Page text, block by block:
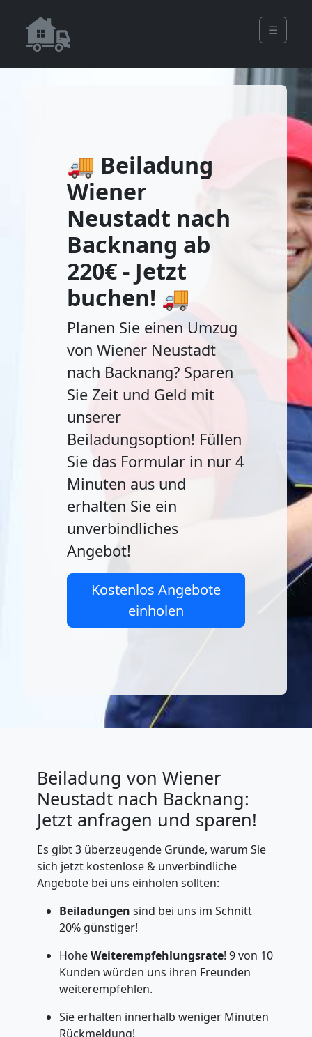
☰
🚚 Beiladung
Wiener
Neustadt nach
Backnang ab
220€ - Jetzt
buchen! 🚚
Planen Sie einen Umzug
von Wiener Neustadt
nach Backnang? Sparen
Sie Zeit und Geld mit
unserer
Beiladungsoption! Füllen
Sie das Formular in nur 4
Minuten aus und
erhalten Sie ein
unverbindliches
Angebot!
Kostenlos Angebote
einholen
Beiladung von Wiener
Neustadt nach Backnang:
Jetzt anfragen und sparen!
Es gibt 3 überzeugende Gründe, warum Sie
sich jetzt kostenlose & unverbindliche
Angebote bei uns einholen sollten:
Beiladungen sind bei uns im Schnitt
20% günstiger!
HoheWeiterempfehlungsrate! 9 von 10
Kunden würden uns ihren Freunden
weiterempfehlen.
Sie erhalten innerhalb weniger Minuten
Rückmeldung!